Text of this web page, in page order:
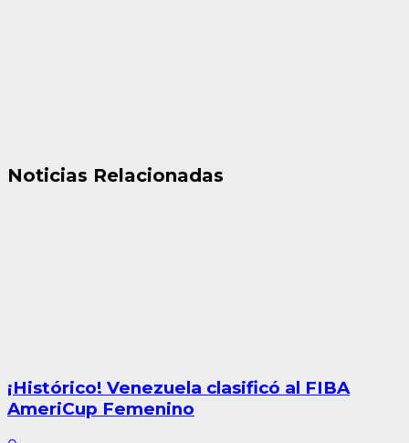
Noticias Relacionadas
¡Histórico! Venezuela clasificó al FIBA
AmeriCup Femenino